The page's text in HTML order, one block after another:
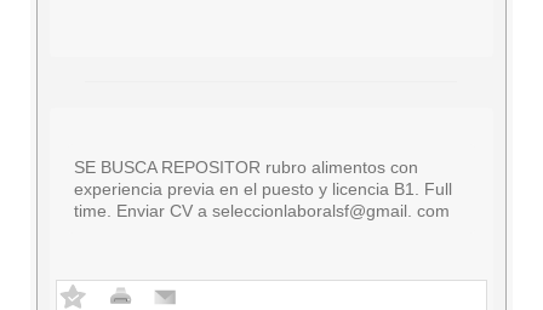
SE BUSCA REPOSITOR rubro alimentos con
experiencia previa en el puesto y licencia B1. Full
time. Enviar CV a seleccionlaboralsf@gmail. com